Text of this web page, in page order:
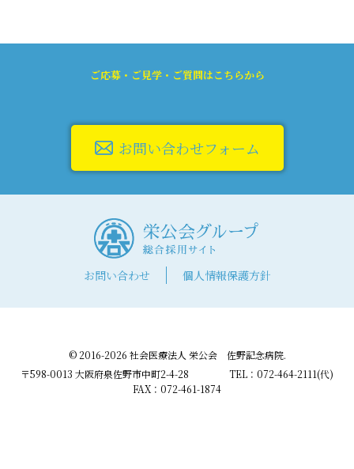
ご応募・ご見学・ご質問はこちらから
お問い合わせフォーム
お問い合わせ 個人情報保護方針
© 2016-2026 社会医療法人 栄公会 佐野記念病院.
〒598-0013 大阪府泉佐野市中町2-4-28
TEL：072-464-2111(代)
FAX：072-461-1874